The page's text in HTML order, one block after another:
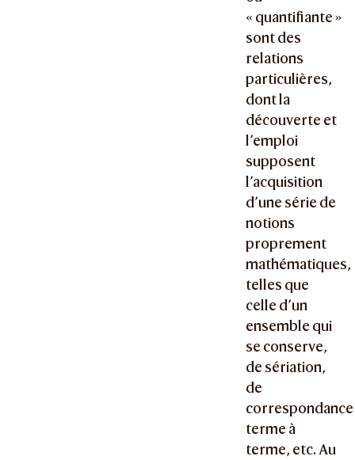
« quantifiante »
sont des
relations
particulières,
dont la
découverte et
l’emploi
supposent
l’acquisition
d’une série de
notions
proprement
mathématiques,
telles que
celle d’un
ensemble qui
se conserve,
de sériation,
de
correspondance
terme à
terme, etc. Au